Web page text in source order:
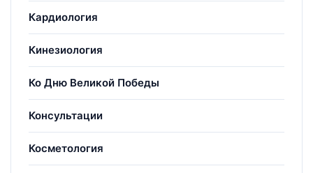
Кардиология
Кинезиология
Ко Дню Великой Победы
Консультации
Косметология